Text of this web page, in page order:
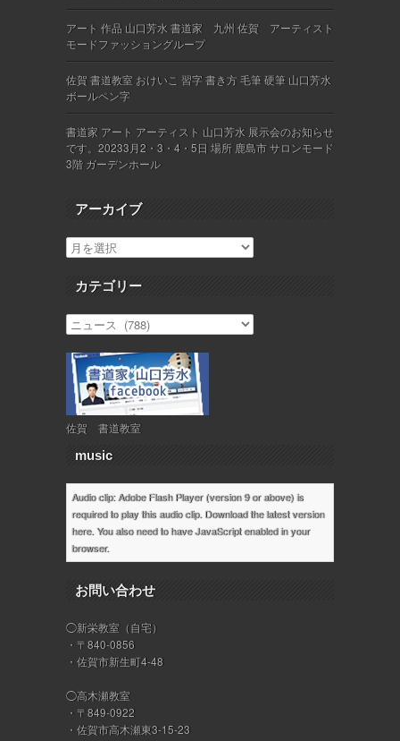
アート 作品 山口芳水 書道家 九州 佐賀 アーティスト
モードファッショングループ
佐賀 書道教室 おけいこ 習字 書き方 毛筆 硬筆 山口芳水
ボールペン字
書道家 アート アーティスト 山口芳水 展示会のお知らせ
です。20233月2・3・4・5日 場所 鹿島市 サロンモード
3階 ガーデンホール
アーカイブ
カテゴリー
佐賀 書道教室
music
Audio clip: Adobe Flash Player (version 9 or above) is
required to play this audio clip. Download the latest version
here. You also need to have JavaScript enabled in your
browser.
お問い合わせ
◯新栄教室（自宅）
・〒840-0856
・佐賀市新生町4-48
◯高木瀬教室
・〒849-0922
・佐賀市高木瀬東3-15-23